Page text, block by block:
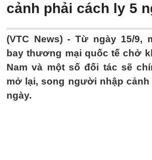
cảnh phải cách ly 5
(VTC News) - Từ ngày 15/9,
bay thương mại quốc tế chở
Nam và một số đối tác sẽ
mở lại, song người nhập cảnh
ngày.